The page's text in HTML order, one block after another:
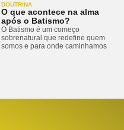
DOUTRINA
O que acontece na alma
após o Batismo?
O Batismo é um começo
sobrenatural que redefine quem
somos e para onde caminhamos